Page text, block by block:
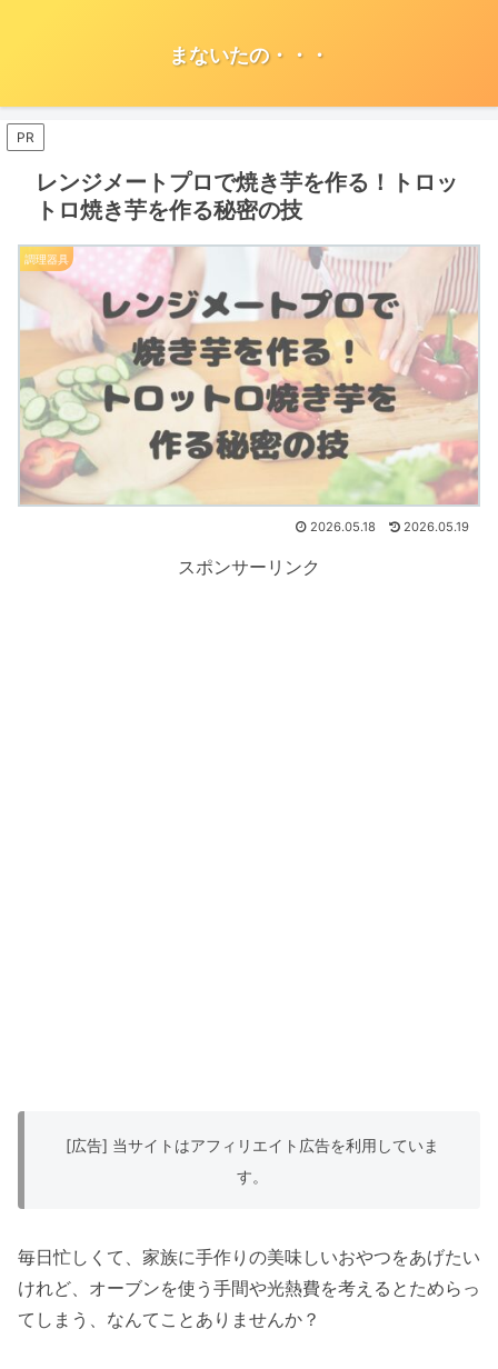
まないたの・・・
PR
レンジメートプロで焼き芋を作る！トロッ
トロ焼き芋を作る秘密の技
調理器具
2026.05.18 2026.05.19
スポンサーリンク
[広告] 当サイトはアフィリエイト広告を利用していま
す。
毎日忙しくて、家族に手作りの美味しいおやつをあげたい
けれど、オーブンを使う手間や光熱費を考えるとためらっ
てしまう、なんてことありませんか？